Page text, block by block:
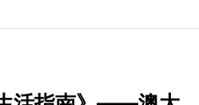
陆一直用非常流
的中文词汇。整个
中国和中国企业
。他讲道：“我
，我们特别重视
巨大利好：它推动着经济的增长，
投资人增加贸易和投资机遇的动
提供公平的竞争环境。澳大利亚是本